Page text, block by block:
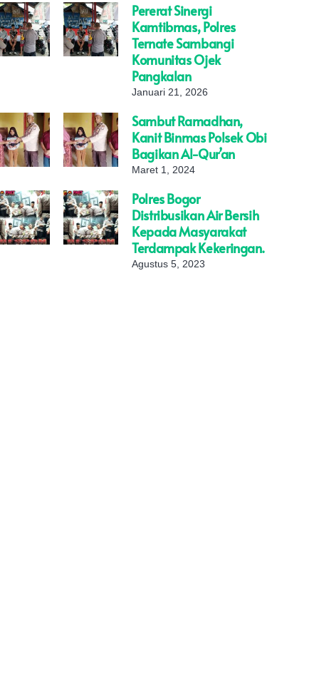
Pererat Sinergi
Kamtibmas, Polres
Ternate Sambangi
Komunitas Ojek
Pangkalan
Januari 21, 2026
Sambut Ramadhan,
Kanit Binmas Polsek Obi
Bagikan Al-Qur’an
Maret 1, 2024
Polres Bogor
Distribusikan Air Bersih
Kepada Masyarakat
Terdampak Kekeringan.
Agustus 5, 2023